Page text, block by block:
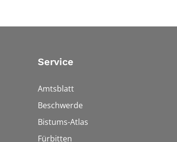
Service
Amtsblatt
Beschwerde
Bistums-Atlas
Fürbitten